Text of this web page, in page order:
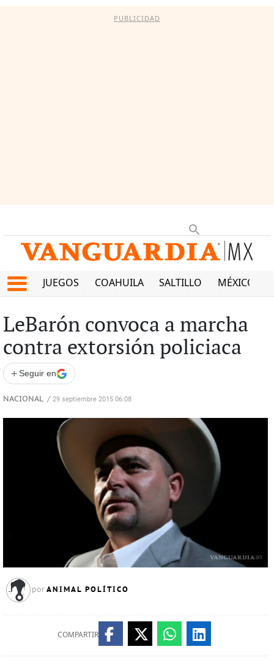
PUBLICIDAD
JUEGOS COAHUILA SALTILLO MÉXICO
LeBarón convoca a marcha
contra extorsión policiaca
+ Seguir en
NACIONAL / 29 septiembre 2015 06:08
por ANIMAL POLÍTICO
COMPARTIR